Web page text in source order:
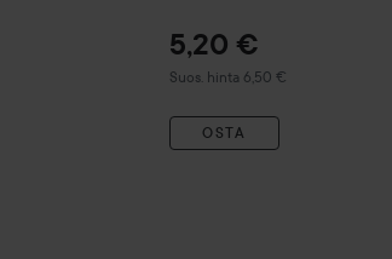
5,20 €
Suos. hinta 6,50 €
Suositeltu hinta 6,50 €
OSTA